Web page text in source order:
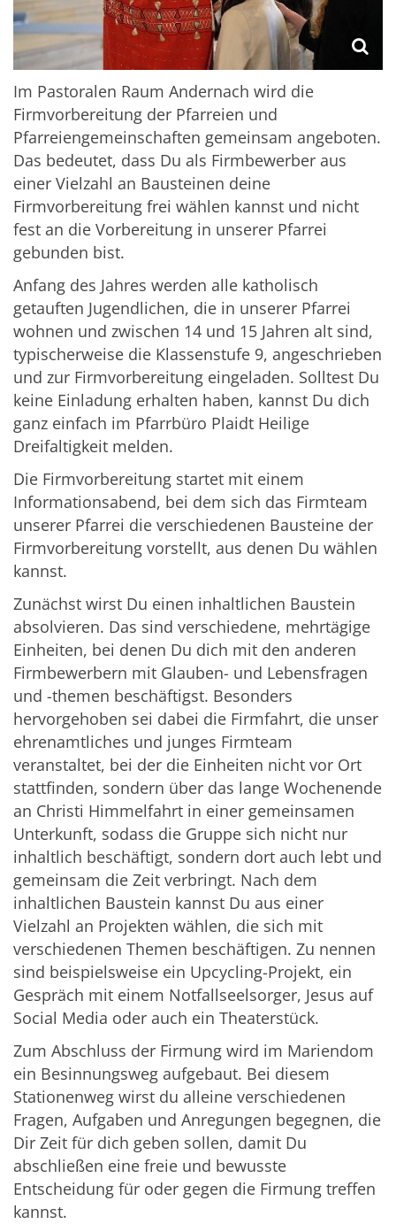
Im Pastoralen Raum Andernach wird die
Firmvorbereitung der Pfarreien und
Pfarreiengemeinschaften gemeinsam angeboten.
Das bedeutet, dass Du als Firmbewerber aus
einer Vielzahl an Bausteinen deine
Firmvorbereitung frei wählen kannst und nicht
fest an die Vorbereitung in unserer Pfarrei
gebunden bist.
Anfang des Jahres werden alle katholisch
getauften Jugendlichen, die in unserer Pfarrei
wohnen und zwischen 14 und 15 Jahren alt sind,
typischerweise die Klassenstufe 9, angeschrieben
und zur Firmvorbereitung eingeladen. Solltest Du
keine Einladung erhalten haben, kannst Du dich
ganz einfach im Pfarrbüro Plaidt Heilige
Dreifaltigkeit melden.
Die Firmvorbereitung startet mit einem
Informationsabend, bei dem sich das Firmteam
unserer Pfarrei die verschiedenen Bausteine der
Firmvorbereitung vorstellt, aus denen Du wählen
kannst.
Zunächst wirst Du einen inhaltlichen Baustein
absolvieren. Das sind verschiedene, mehrtägige
Einheiten, bei denen Du dich mit den anderen
Firmbewerbern mit Glauben- und Lebensfragen
und -themen beschäftigst. Besonders
hervorgehoben sei dabei die Firmfahrt, die unser
ehrenamtliches und junges Firmteam
veranstaltet, bei der die Einheiten nicht vor Ort
stattfinden, sondern über das lange Wochenende
an Christi Himmelfahrt in einer gemeinsamen
Unterkunft, sodass die Gruppe sich nicht nur
inhaltlich beschäftigt, sondern dort auch lebt und
gemeinsam die Zeit verbringt. Nach dem
inhaltlichen Baustein kannst Du aus einer
Vielzahl an Projekten wählen, die sich mit
verschiedenen Themen beschäftigen. Zu nennen
sind beispielsweise ein Upcycling-Projekt, ein
Gespräch mit einem Notfallseelsorger, Jesus auf
Social Media oder auch ein Theaterstück.
Zum Abschluss der Firmung wird im Mariendom
ein Besinnungsweg aufgebaut. Bei diesem
Stationenweg wirst du alleine verschiedenen
Fragen, Aufgaben und Anregungen begegnen, die
Dir Zeit für dich geben sollen, damit Du
abschließen eine freie und bewusste
Entscheidung für oder gegen die Firmung treffen
kannst.